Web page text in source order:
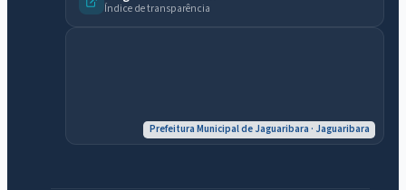
Índice de transparência
Prefeitura Municipal de Jaguaribara · Jaguaribara
Licitações abertas Carta de serviços